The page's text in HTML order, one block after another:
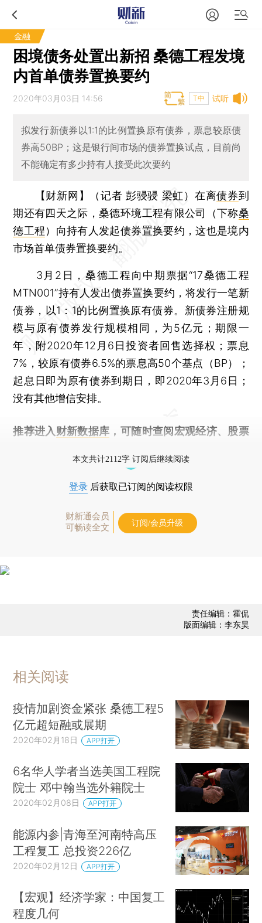
金融
困境债务处置出新招 桑德工程发境
内首单债券置换要约
试听
2020年03月03日 14:56 T中
拟发行新债券以1:1的比例置换原有债券，票息较原债
券高50BP；这是银行间市场的债券置换试点，目前尚
不能确定有多少持有人接受此次要约
【财新网】（记者 彭骎骎 梁虹） 在离债券到
期还有四天之际，桑德环境工程有限公司（下称桑
德工程）向持有人发起债券置换要约，这也是境内
市场首单债券置换要约。
3月2日，桑德工程向中期票据“17桑德工程
MTN001”持有人发出债券置换要约，将发行一笔新
债券，以1：1的比例置换原有债券。新债券注册规
模与原有债券发行规模相同，为5亿元；期限一
年，附2020年12月6日投资者回售选择权；票息
7%，较原有债券6.5%的票息高50个基点（BP）；
起息日即为原有债券到期日，即2020年3月6日；
没有其他增信安排。
推荐进入 财新数据库 ，可随时查阅宏观经济、股票
本文共计2112字 订阅后继续阅读
登录 后获取已订阅的阅读权限
财新通会员
可畅读全文
订阅/会员升级
责任编辑：霍侃
版面编辑：李东昊
相关阅读
疫情加剧资金紧张 桑德工程5
亿元超短融或展期
2020年02月18日 APP打开
6名华人学者当选美国工程院
院士 邓中翰当选外籍院士
2020年02月08日 APP打开
能源内参|青海至河南特高压
工程复工 总投资226亿
2020年02月12日 APP打开
【宏观】经济学家：中国复工
程度几何